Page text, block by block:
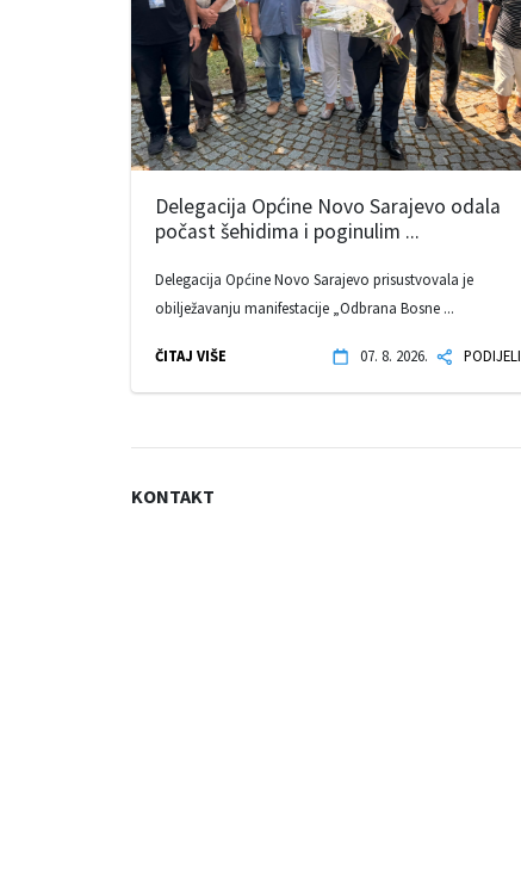
Delegacija Općine Novo Sarajevo odala
počast šehidima i poginulim ...
Delegacija Općine Novo Sarajevo prisustvovala je
obilježavanju manifestacije „Odbrana Bosne ...
ČITAJ VIŠE 07. 8. 2026. PODIJELI
KONTAKT